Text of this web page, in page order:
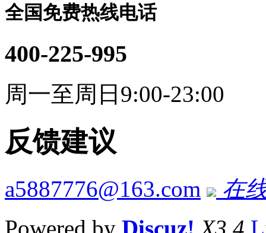
全国免费热线电话
400-225-995
周一至周日9:00-23:00
反馈建议
a5887776@163.com
在